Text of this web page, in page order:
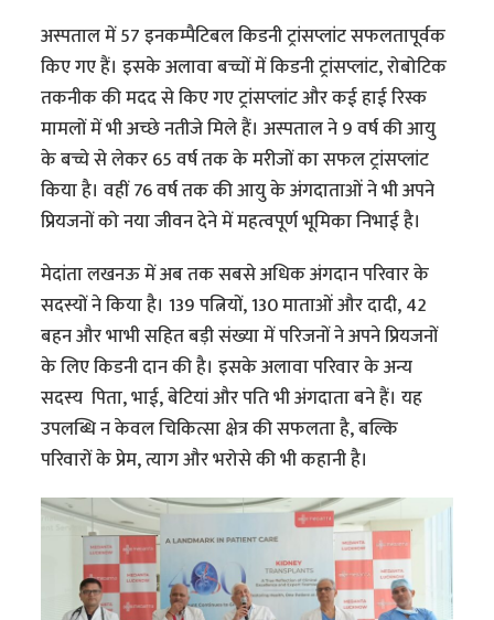
अस्पताल में 57 इनकम्पैटिबल किडनी ट्रांसप्लांट सफलतापूर्वक
किए गए हैं। इसके अलावा बच्चों में किडनी ट्रांसप्लांट, रोबोटिक
तकनीक की मदद से किए गए ट्रांसप्लांट और कई हाई रिस्क
मामलों में भी अच्छे नतीजे मिले हैं। अस्पताल ने 9 वर्ष की आयु
के बच्चे से लेकर 65 वर्ष तक के मरीजों का सफल ट्रांसप्लांट
किया है। वहीं 76 वर्ष तक की आयु के अंगदाताओं ने भी अपने
प्रियजनों को नया जीवन देने में महत्वपूर्ण भूमिका निभाई है।
मेदांता लखनऊ में अब तक सबसे अधिक अंगदान परिवार के
सदस्यों ने किया है। 139 पत्नियों, 130 माताओं और दादी, 42
बहन और भाभी सहित बड़ी संख्या में परिजनों ने अपने प्रियजनों
के लिए किडनी दान की है। इसके अलावा परिवार के अन्य
सदस्य पिता, भाई, बेटियां और पति भी अंगदाता बने हैं। यह
उपलब्धि न केवल चिकित्सा क्षेत्र की सफलता है, बल्कि
परिवारों के प्रेम, त्याग और भरोसे की भी कहानी है।